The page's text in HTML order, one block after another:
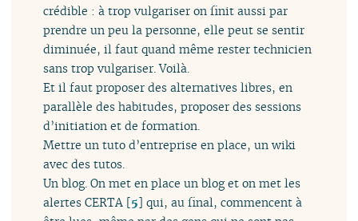
crédible : à trop vulgariser on finit aussi par
prendre un peu la personne, elle peut se sentir
diminuée, il faut quand même rester technicien
sans trop vulgariser. Voilà.
Et il faut proposer des alternatives libres, en
parallèle des habitudes, proposer des sessions
d’initiation et de formation.
Mettre un tuto d’entreprise en place, un wiki
avec des tutos.
Un blog. On met en place un blog et on met les
alertes CERTA [5] qui, au final, commencent à